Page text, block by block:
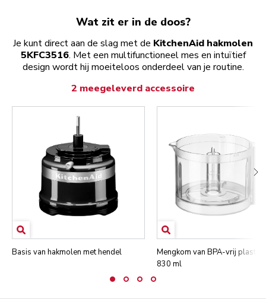
Wat zit er in de doos?
Je kunt direct aan de slag met de KitchenAid hakmolen
5KFC3516. Met een multifunctioneel mes en intuïtief
design wordt hij moeiteloos onderdeel van je routine.
2 meegeleverd accessoire
Basis van hakmolen met hendel
Mengkom van BPA-vrij plastic
830 ml